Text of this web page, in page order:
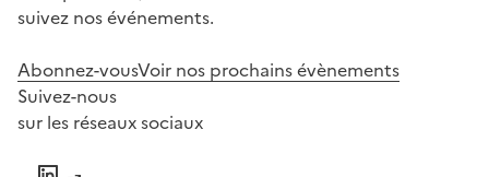
suivez nos événements.
Abonnez-vousVoir nos prochains évènements
Suivez-nous
sur les réseaux sociaux